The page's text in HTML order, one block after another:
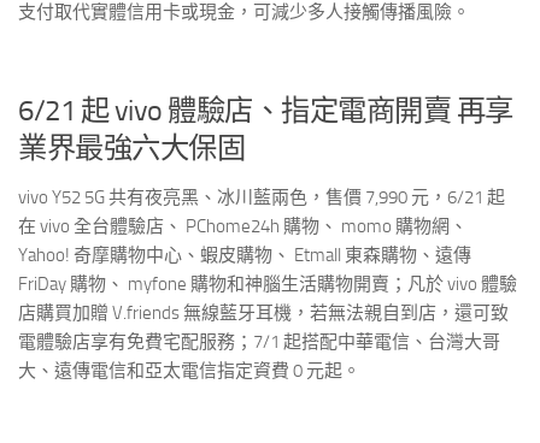
支付取代實體信用卡或現金，可減少多人接觸傳播風險。
6/21 起 vivo 體驗店、指定電商開賣 再享
業界最強六大保固
vivo Y52 5G 共有夜亮黑、冰川藍兩色，售價 7,990 元，6/21 起
在 vivo 全台體驗店、 PChome24h 購物、 momo 購物網、
Yahoo! 奇摩購物中心、蝦皮購物、 Etmall 東森購物、遠傳
FriDay 購物、 myfone 購物和神腦生活購物開賣；凡於 vivo 體驗
店購買加贈 V.friends 無線藍牙耳機，若無法親自到店，還可致
電體驗店享有免費宅配服務；7/1 起搭配中華電信、台灣大哥
大、遠傳電信和亞太電信指定資費 0 元起。